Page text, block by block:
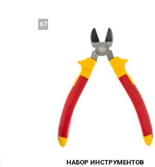
НАБОР ИНСТРУМЕНТОВ
67